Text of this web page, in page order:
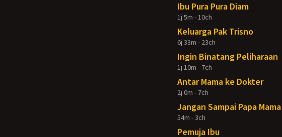
Ibu Pura Pura Diam
1j 5m - 10ch
Keluarga Pak Trisno
6j 33m - 23ch
Ingin Binatang Peliharaan
1j 10m - 7ch
Antar Mama ke Dokter
2j 0m - 7ch
Jangan Sampai Papa
54m - 3ch
Pemuja Ibu